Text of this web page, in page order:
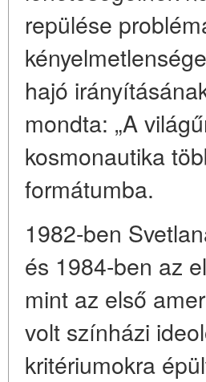
repülése
hajó
mondta: „A
kosmonautika
formátumba.
1982-ben
és 1984-ben az
mint az első
volt színházi
kritériumokra